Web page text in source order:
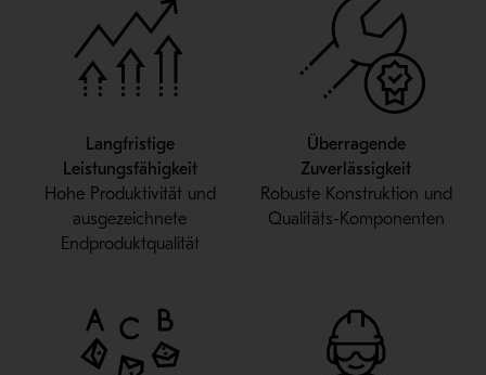
Langfristige
Leistungsfähigkeit
Hohe Produktivität und
ausgezeichnete
Endproduktqualität
Überragende
Zuverlässigkeit
Robuste Konstruktion und
Qualitäts-Komponenten